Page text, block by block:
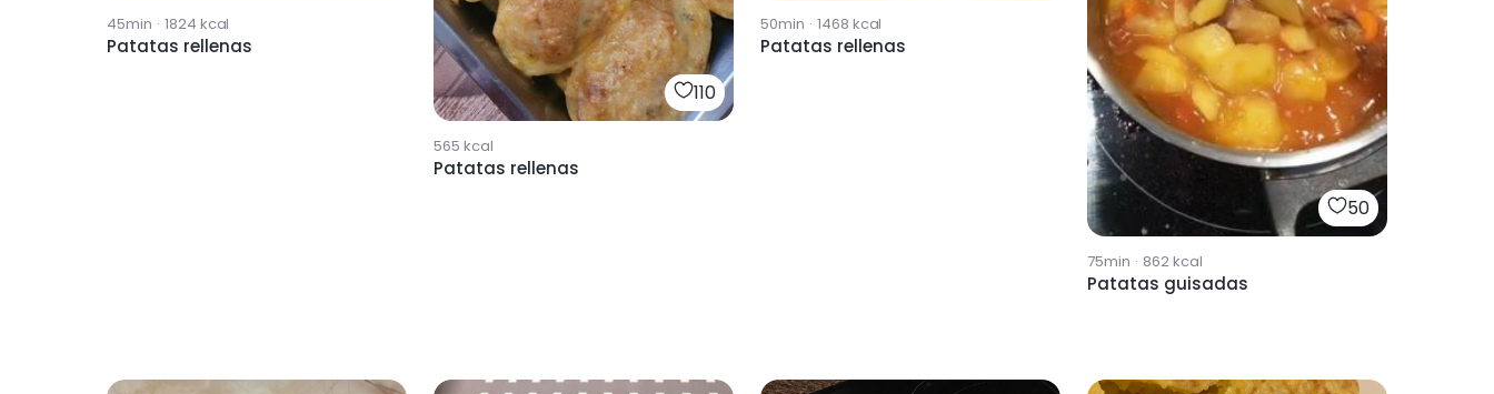
45min · 1824 kcal
Patatas rellenas
110
565 kcal
Patatas rellenas
50min · 1468 kcal
Patatas rellenas
50
75min · 862kcal
Patatas guisadas